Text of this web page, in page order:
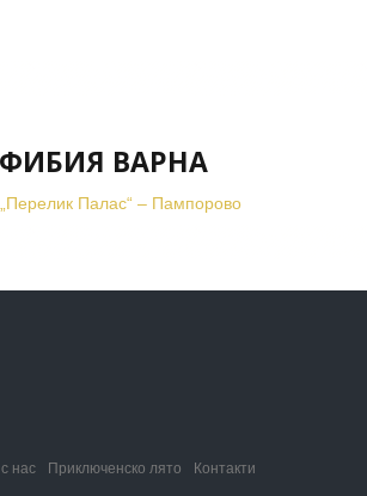
ВАРНА
Палас“ – Пампорово
нас Приключенско лято Контакти